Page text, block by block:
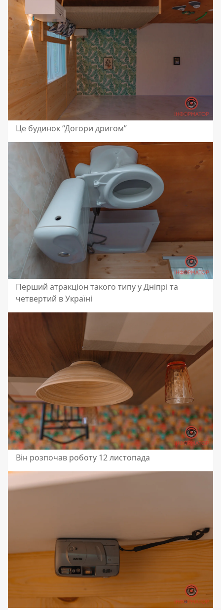
Це будинок “Догори дригом”
Перший атракціон такого типу у Дніпрі та
четвертий в Україні
Він розпочав роботу 12 листопада